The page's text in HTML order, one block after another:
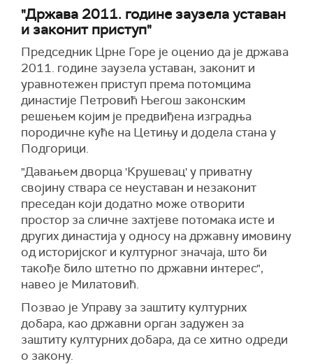
"Држава 2011. године заузела уставан
и законит приступ"
Председник Црне Горе је оценио да је држава
2011. године заузела уставан, законит и
уравнотежен приступ према потомцима
династије Петровић Његош законским
решењем којим је предвиђена изградња
породичне куће на Цетињу и додела стана у
Подгорици.
"Давањем дворца 'Крушевац' у приватну
својину ствара се неуставан и незаконит
преседан који додатно може отворити
простор за сличне захтјеве потомака исте и
других династија у односу на државну имовину
од историјског и културног значаја, што би
такође било штетно по државни интерес",
навео је Милатовић.
Позвао је Управу за заштиту културних
добара, као државни орган задужен за
заштиту културних добара, да се хитно одреди
о закону.